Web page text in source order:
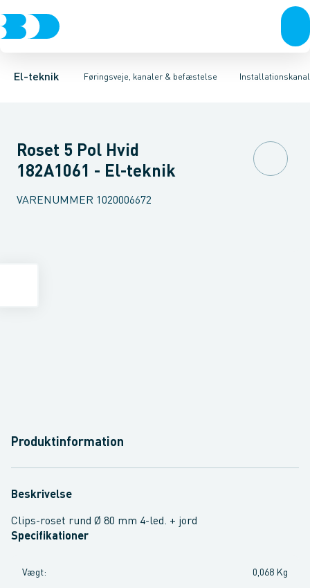
El-teknik Føringsveje, kanaler & befæstelse
Afbrydere, stikkontakter & lampeudtagForgreningsmateriel
Føringsveje Installationskanaler for gulvInstallationskanaler
Installationskanal overdelT-stykke til installationskanal
Roset 5 Pol Hvid
182A1061 - El-teknik
VARENUMMER 1020006672
Produktinformation
Beskrivelse
Clips-roset rund Ø 80 mm 4-led. + jord
Specifikationer
Vægt: 0,068 Kg